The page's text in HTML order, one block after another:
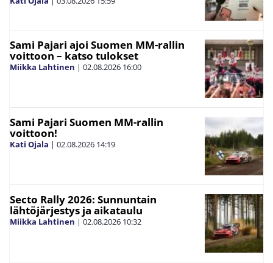
Sami Pajari ajoi Suomen MM-rallin
voittoon – katso tulokset
Miikka Lahtinen | 02.08.2026 16:00
Sami Pajari Suomen MM-rallin
voittoon!
Kati Ojala | 02.08.2026 14:19
Secto Rally 2026: Sunnuntain
lähtöjärjestys ja aikataulu
Miikka Lahtinen | 02.08.2026 10:32